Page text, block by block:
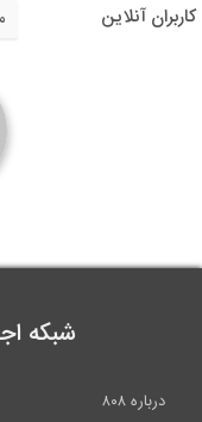
کاربران آنلاین
شبکه
درباره ۸۰۸